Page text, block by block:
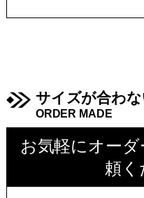
サイズが合わ
ORDER MADE
お気軽にオー
頼く